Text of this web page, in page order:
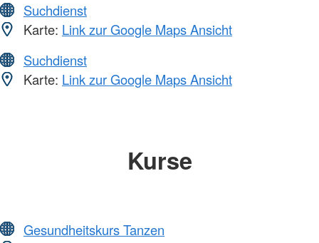
Suchdienst
Karte: Link zur Google Maps Ansicht
Suchdienst
Karte: Link zur Google Maps Ansicht
Kurse
Gesundheitskurs Tanzen